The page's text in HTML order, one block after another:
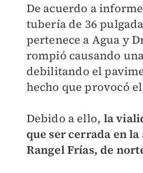
De acuerdo a
tubería de 36
pertenece a Agua y
rompió causando
debilitando el
hecho que provocó
Debido a ello, la
que ser cerrada en
Rangel Frías, de